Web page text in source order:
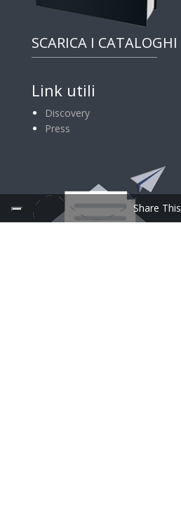
SCARICA I CATALOGHI
Link utili
Discovery
Press
Share This